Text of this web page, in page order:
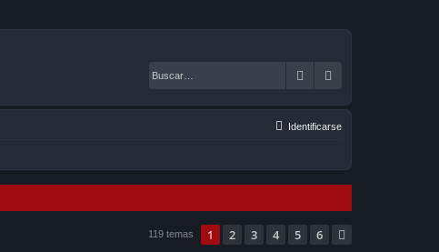
Buscar
Identificarse
119 temas 1 2 3 4 5 6